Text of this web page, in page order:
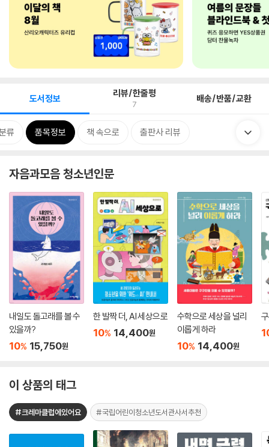
도서정보 리뷰/한줄평
7 배송/반품/교환
류 품목정보 책 속으로 출판사 리뷰
자음과모음 청소년인문
내일도 돌고래를 볼 수
있을까?
10% 15,750원
한 발짝 더, AI 세상으로
10% 14,400원
수학으로 세상을 널리
이롭게 하라
10% 14,400원
이 상품의 태그
#크레마클럽에있어요 #국립어린이청소년도서관사서추천